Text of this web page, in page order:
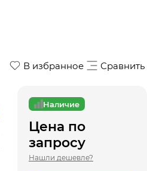
В избранное Сравнить
Наличие
Цена по
запросу
Нашли дешевле?